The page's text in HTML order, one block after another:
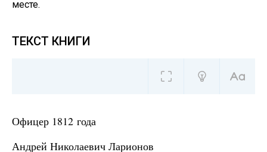
месте.
ТЕКСТ КНИГИ
Офицер 1812 года
Андрей Николаевич Ларионов